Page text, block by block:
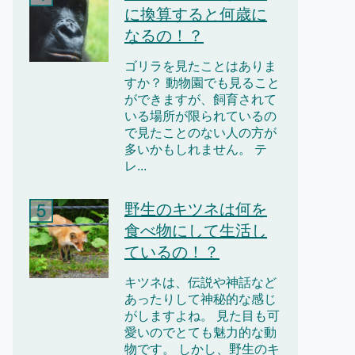
に換算すると何歳に
なるの！？
ゴリラを見たことはありま
すか？ 動物園でも見ること
ができますが、飼育されて
いる場所が限られているの
で見たことのない人の方が
多いかもしれません。 テ
レ...
野生のキツネは何を
食べ物にして生活し
ているの！？
キツネは、伝説や神話など
あったりして神秘的な感じ
がしますよね。 見た目も可
愛いのでとても魅力的な動
物です。 しかし、野生のキ